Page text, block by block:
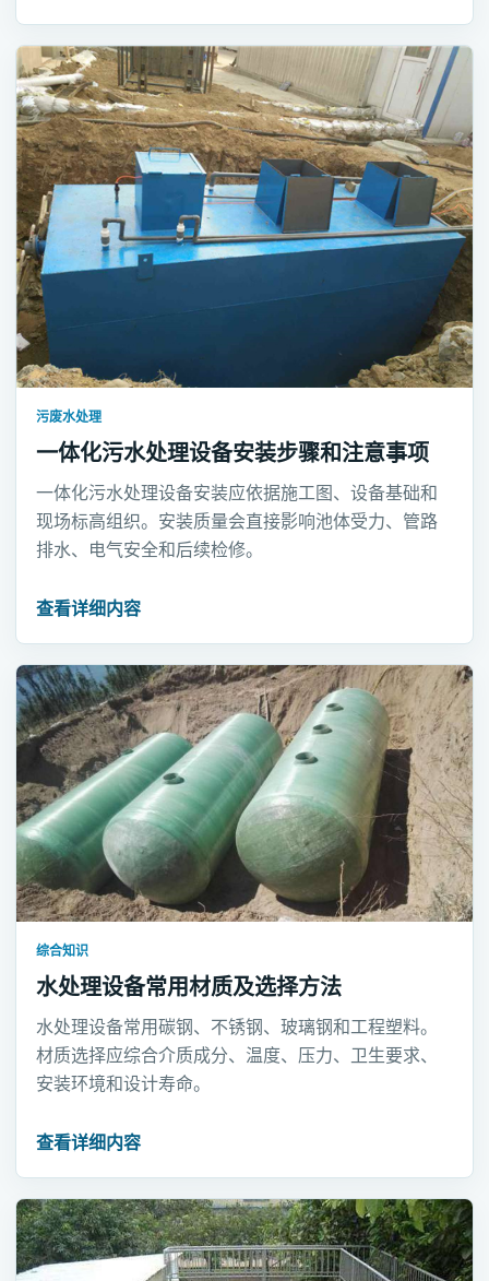
污废水处理
一体化污水处理设备安装步骤和注意事项
一体化污水处理设备安装应依据施工图、设备基础和
现场标高组织。安装质量会直接影响池体受力、管路
排水、电气安全和后续检修。
查看详细内容
综合知识
水处理设备常用材质及选择方法
水处理设备常用碳钢、不锈钢、玻璃钢和工程塑料。
材质选择应综合介质成分、温度、压力、卫生要求、
安装环境和设计寿命。
查看详细内容